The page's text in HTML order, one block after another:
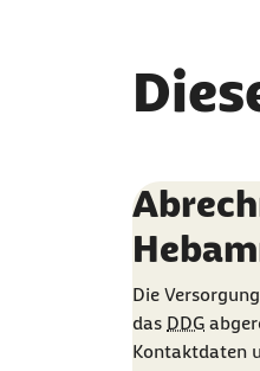
Die
das DDG
Kontaktdaten